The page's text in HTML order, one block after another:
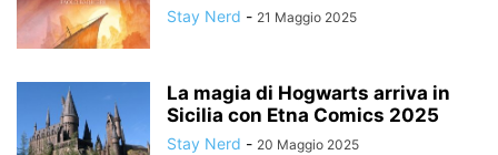
Stay Nerd - 21 Maggio 2025
La magia di Hogwarts arriva in
Sicilia con Etna Comics 2025
Stay Nerd - 20 Maggio 2025